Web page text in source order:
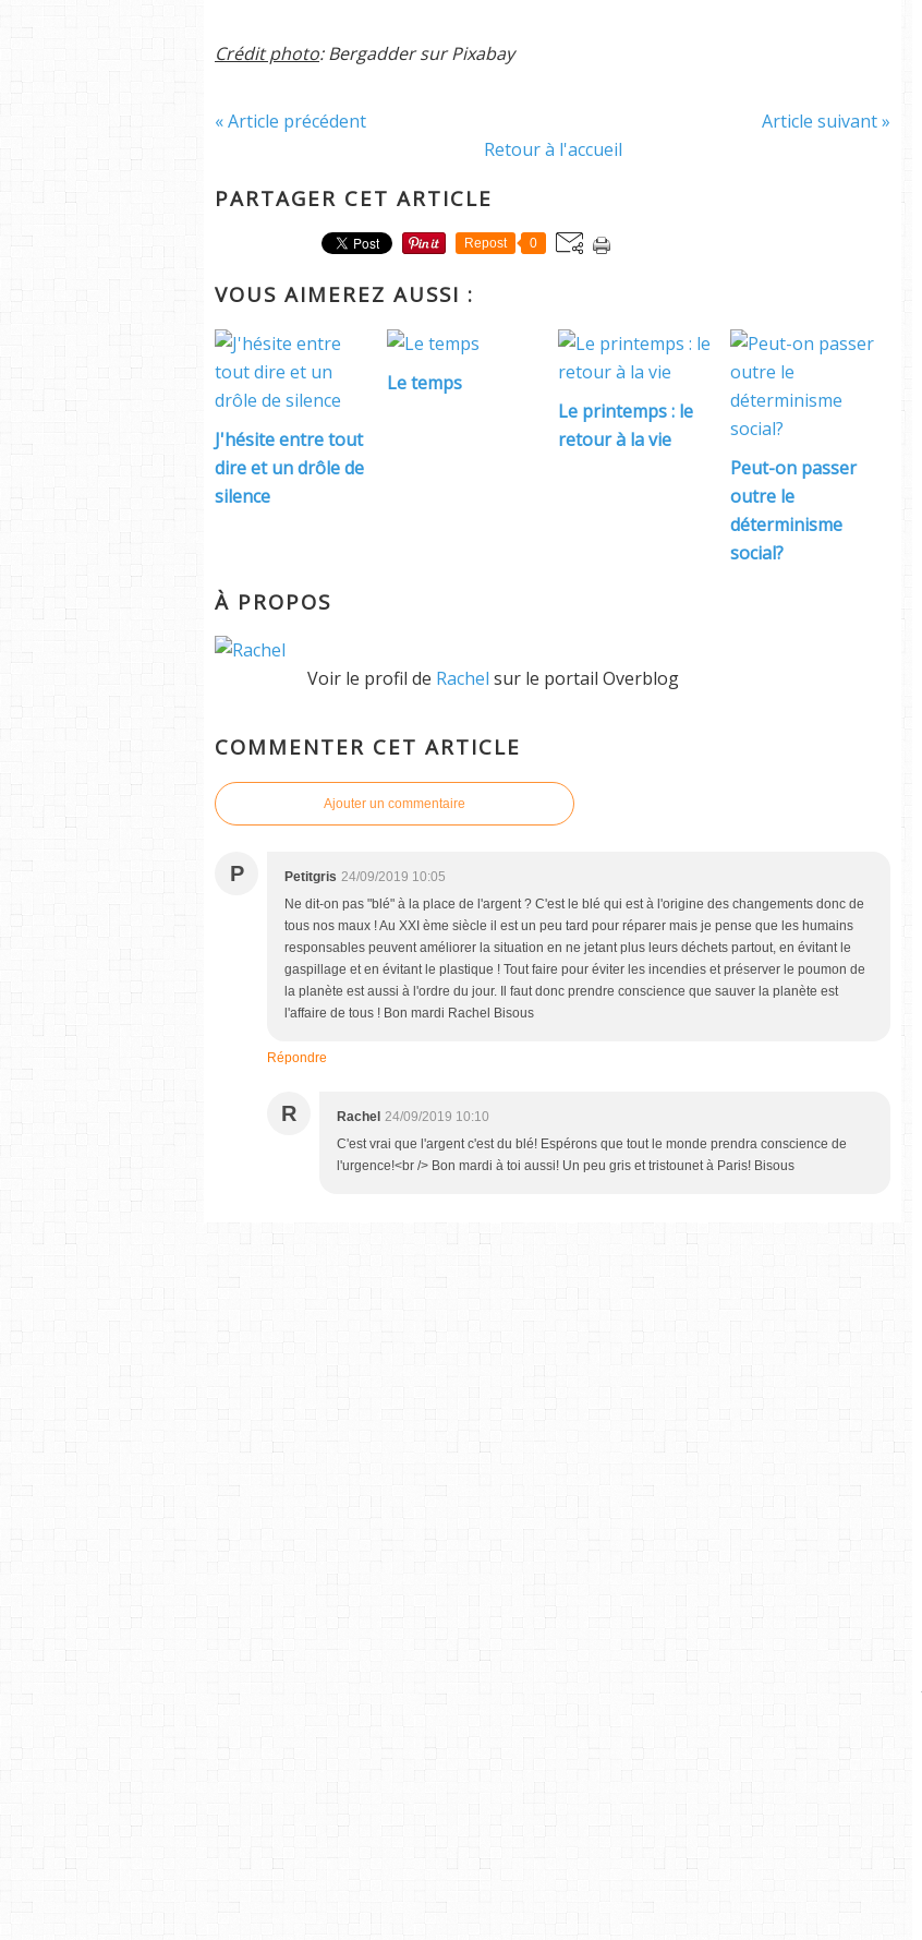
Crédit photo: Bergadder sur Pixabay
« Article précédent
Article suivant »
Retour à l'accueil
PARTAGER CET ARTICLE
Repost 0
VOUS AIMEREZ AUSSI :
J'hésite entre tout
dire et un drôle de
silence
Le temps
Le printemps : le
retour à la vie
Peut-on passer
outre le
déterminisme
social?
À PROPOS
Voir le profil de Rachel sur le portail Overblog
COMMENTER CET ARTICLE
Ajouter un commentaire
P Petitgris 24/09/2019 10:05
Ne dit-on pas "blé" à la place de l'argent ? C'est le blé qui est à l'origine des changements donc de
tous nos maux ! Au XXI ème siècle il est un peu tard pour réparer mais je pense que les humains
responsables peuvent améliorer la situation en ne jetant plus leurs déchets partout, en évitant le
gaspillage et en évitant le plastique ! Tout faire pour éviter les incendies et préserver le poumon de
la planète est aussi à l'ordre du jour. Il faut donc prendre conscience que sauver la planète est
l'affaire de tous ! Bon mardi Rachel Bisous
Répondre
R Rachel 24/09/2019 10:10
C'est vrai que l'argent c'est du blé! Espérons que tout le monde prendra conscience de
l'urgence!<br /> Bon mardi à toi aussi! Un peu gris et tristounet à Paris! Bisous